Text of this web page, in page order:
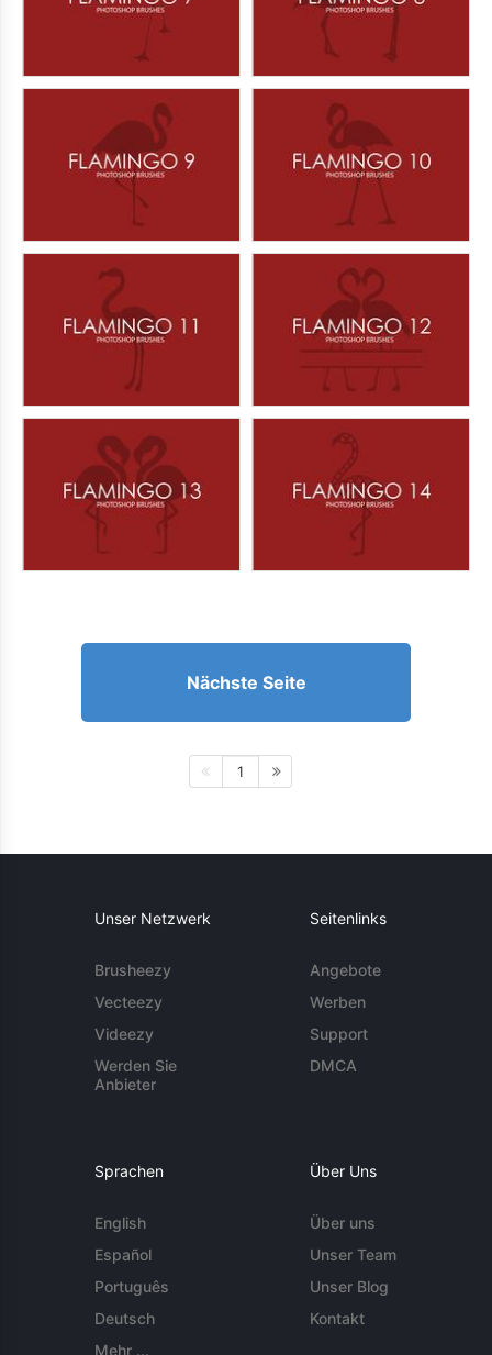
Nächste Seite
1
Unser Netzwerk
Brusheezy
Vecteezy
Videezy
Werden Sie
Anbieter
Seitenlinks
Angebote
Werben
Support
DMCA
Sprachen
English
Español
Português
Deutsch
Mehr ...
Über Uns
Über uns
Unser Team
Unser Blog
Kontakt